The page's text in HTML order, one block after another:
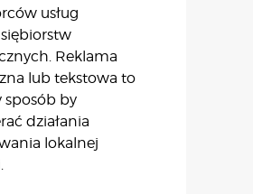
usług
Reklama
lub tekstowa to
sposób by
działania
lokalnej